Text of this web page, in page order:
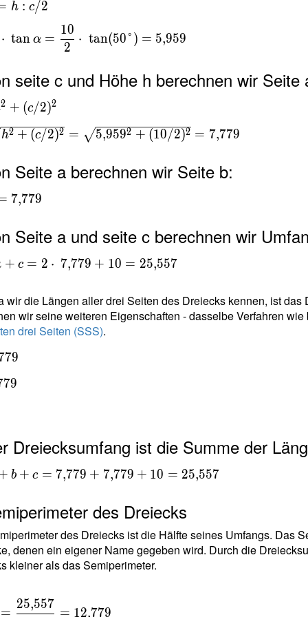
=
}
)
h : c/2
⋅ tan α =
2
10
⋅ tan(50°) = 5,959
seite c und Höhe h berechnen wir
2 + (c/2)2
h2 + (c/2)2 = 5,9592 + (10/2)2 = 7,779
Seite a berechnen wir Seite b:
7,779
Seite a und seite c berechnen wir
+ c = 2 ⋅ 7,779 + 10 = 25,557
wir die Längen aller drei Seiten des Dreiecks kennen, ist
wir seine weiteren Eigenschaften - dasselbe Verfahren wie
drei Seiten (SSS).
79
79
Dreiecksumfang ist die Summe der
=
b + c = 7,779 + 7,779 + 10 = 25,557
des Dreiecks
des Dreiecks ist die Hälfte seines Umfangs. Das
denen ein eigener Name gegeben wird. Durch die
kleiner als das Semiperimeter.
=
25,557
= 12,779